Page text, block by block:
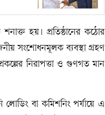
হয়। প্রতিষ্ঠানের কঠোর
সংশোধনমূলক ব্যবস্থা গ্রহণ
নিরাপত্তা ও গুণগত মান
লোডিং বা কমিশনিং পর্যায়ে এ